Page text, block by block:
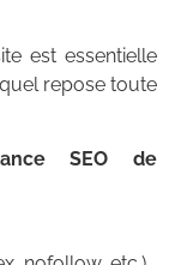
est essentielle
repose toute
SEO de